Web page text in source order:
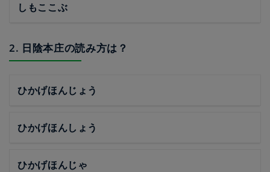
しもここぶ
2. 日陰本庄の読み方は？
ひかげほんじょう
ひかげほんしょう
ひかげほんじゃ